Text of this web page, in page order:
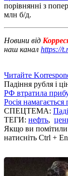
порівнянні з
млн б/д.
Новини від
наш канал https://
Читайте
Падіння рубля і
РФ втратила
Росія
СПЕЦТЕМА:
ТЕГИ: нефть,
Якщо ви помітили
натисніть Ctrl +